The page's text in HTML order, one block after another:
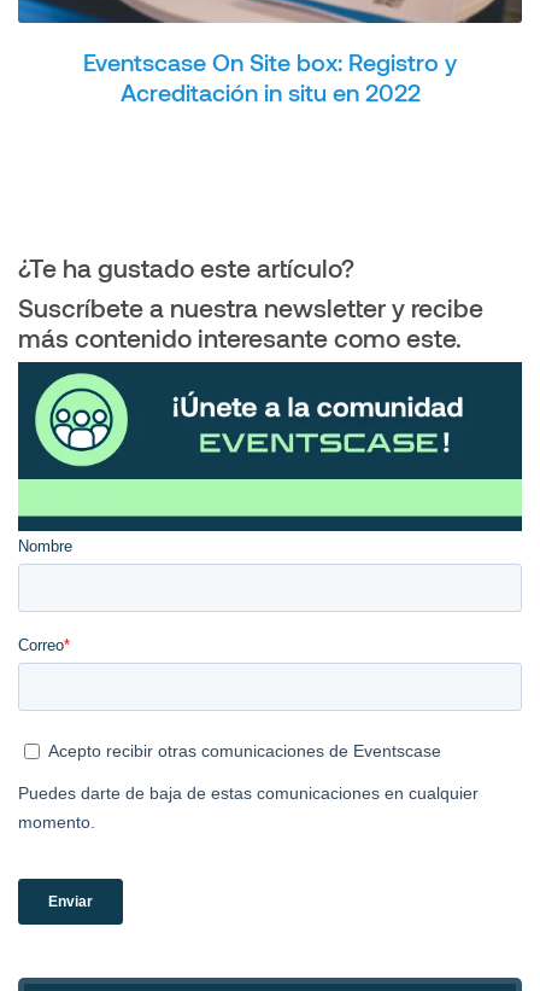
Eventscase On Site box: Registro y
Acreditación in situ en 2022
¿Te ha gustado este artículo?
Suscríbete a nuestra newsletter y recibe
más contenido interesante como este.